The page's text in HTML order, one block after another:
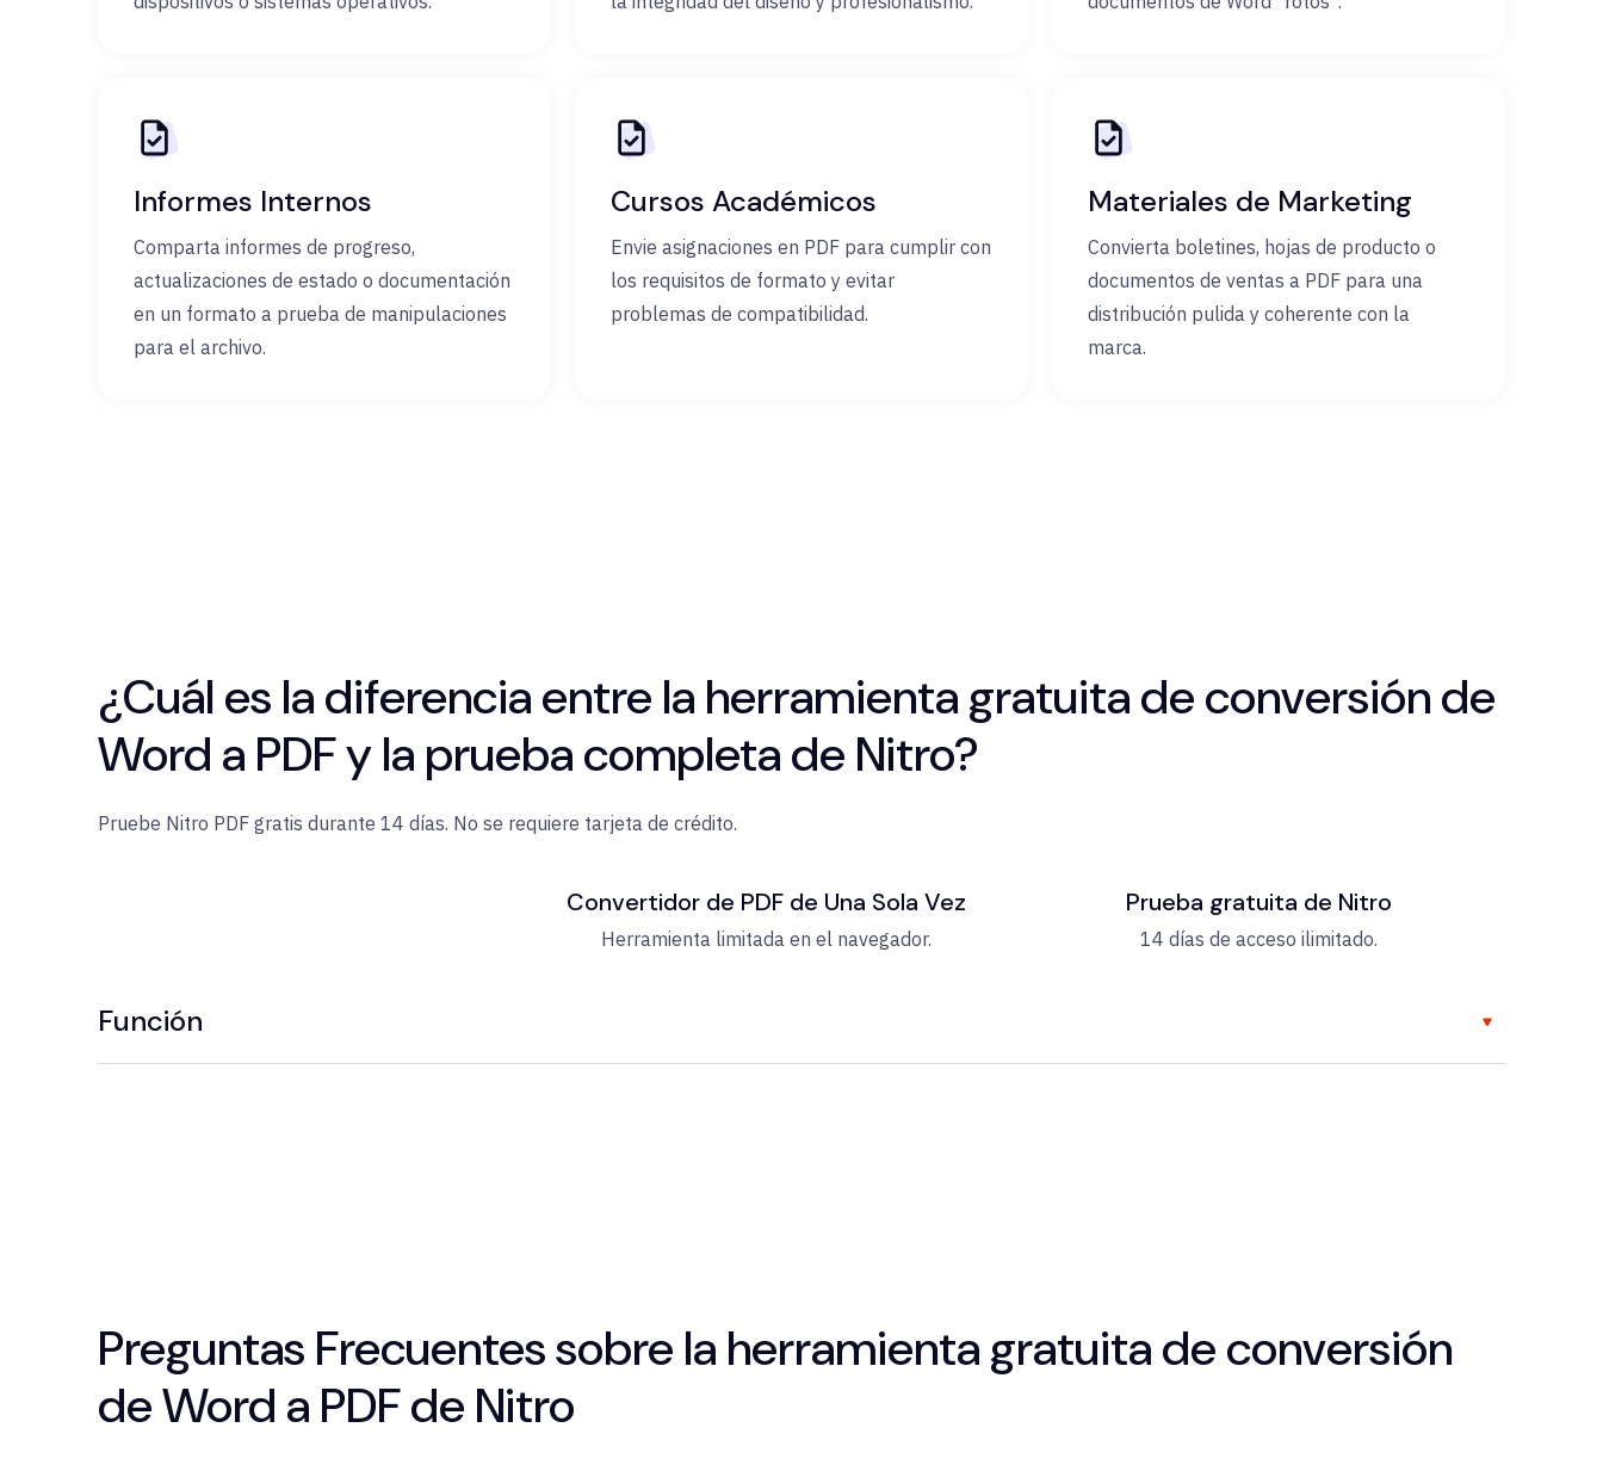
Informes Internos
Comparta informes de progreso,
actualizaciones de estado o documentación
en un formato a prueba de manipulaciones
para el archivo.
Cursos Académicos
Envie asignaciones en PDF para cumplir con
los requisitos de formato y evitar
problemas de compatibilidad.
Materiales de Marketing
Convierta boletines, hojas de producto o
documentos de ventas a PDF para una
distribución pulida y coherente con la
marca.
¿Cuál es la diferencia entre la herramienta gratuita de conversión de
Word a PDF y la prueba completa de Nitro?
Pruebe Nitro PDF gratis durante 14 días. No se requiere tarjeta de crédito.
Convertidor de PDF de Una Sola Vez
Herramienta limitada en el navegador.
Prueba gratuita de Nitro
14 días de acceso ilimitado.
Función
Preguntas Frecuentes sobre la herramienta gratuita de conversión
de Word a PDF de Nitro